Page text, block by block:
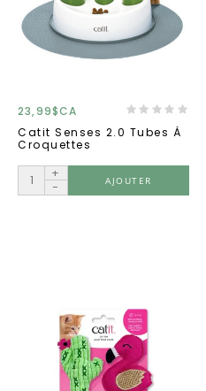
23,99$CA
Catit Senses 2.0 Tubes À
Croquettes
+
-
AJOUTER